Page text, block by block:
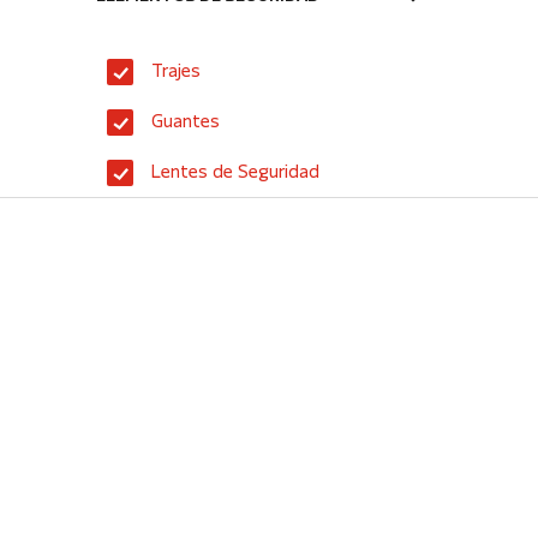
Trajes
Guantes
Lentes de Seguridad